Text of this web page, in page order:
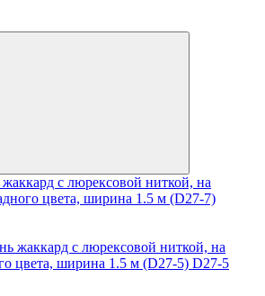
с люрексовой ниткой, на
цвета, ширина 1.5 м (D27-7)